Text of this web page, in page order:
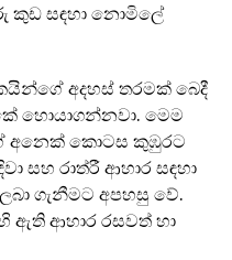
කුඩ සඳහා නොමිලේ
අදහස් තරමක් බෙදී
හොයාගන්නවා. මෙම
අනෙක් කොටස කුඹුරට
සහ රාත්රී ආහාර සඳහා
ගැනීමට අපහසු වේ.
ඇති ආහාර රසවත් හා